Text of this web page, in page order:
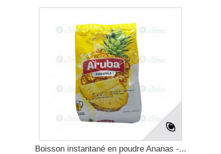
Boisson instantané en poudre Ananas -...